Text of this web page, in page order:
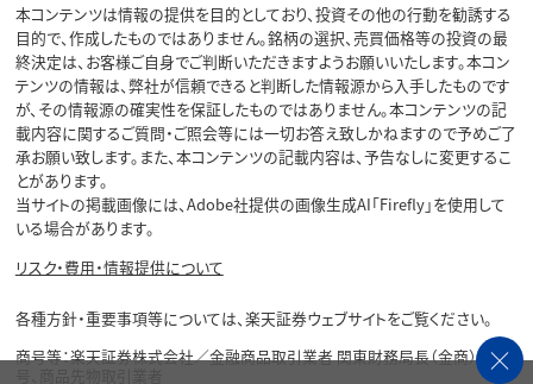
本コンテンツは情報の提供を目的としており、投資その他の行動を勧誘する
目的で、作成したものではありません。銘柄の選択、売買価格等の投資の最
終決定は、お客様ご自身でご判断いただきますようお願いいたします。本コン
テンツの情報は、弊社が信頼できると判断した情報源から入手したものです
が、その情報源の確実性を保証したものではありません。本コンテンツの記
載内容に関するご質問・ご照会等には一切お答え致しかねますので予めご了
承お願い致します。また、本コンテンツの記載内容は、予告なしに変更するこ
とがあります。
当サイトの掲載画像には、Adobe社提供の画像生成AI「Firefly」を使用して
いる場合があります。
リスク・費用・情報提供について
各種方針・重要事項等については、楽天証券ウェブサイトをご覧ください。
商号等：楽天証券株式会社／金融商品取引業者 関東財務局長（金商）第195